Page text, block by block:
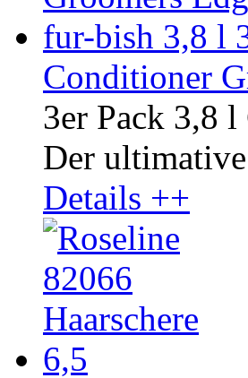
Conditioner
3er Pack 3,8
Der
Details ++